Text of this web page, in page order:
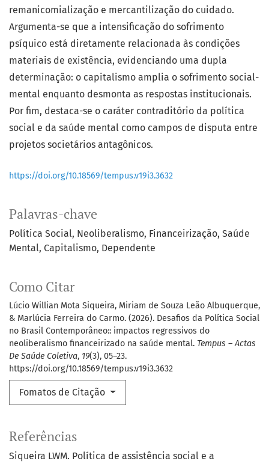
Palavras-chave
Política Social Neoliberalismo Financeirização Saúde
Mental Capitalismo Dependente
Como Citar
Lúcio Willian Mota Siqueira, Miriam de Souza Leão Albuquerque,
& Marlúcia Ferreira do Carmo. (2026). Desafios da Política Social
no Brasil Contemporâneo:: impactos regressivos do
neoliberalismo financeirizado na saúde mental. Tempus – Actas
De Saúde Coletiva, 19(3), 05–23.
https://doi.org/10.18569/tempus.v19i3.3632
Fomatos de Citação
remanicomialização e mercantilização do cuidado.
Argumenta-se que a intensificação do sofrimento
psíquico está diretamente relacionada às condições
materiais de existência, evidenciando uma dupla
determinação: o capitalismo amplia o sofrimento social-
mental enquanto desmonta as respostas institucionais.
Por fim, destaca-se o caráter contraditório da política
social e da saúde mental como campos de disputa entre
projetos societários antagônicos.
https://doi.org/10.18569/tempus.v19i3.3632
Referências
Siqueira LWM. Política de assistência social e a